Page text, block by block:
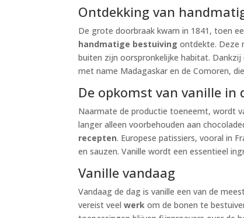
Ontdekking van
De grote doorbraak kwam in 1841, toen
handmatige bestuiving ontdekte. Deze
buiten zijn oorspronkelijke habitat.
met name Madagaskar en de Comoren,
De opkomst van vanille in
Naarmate de productie toeneemt, wordt
langer alleen voorbehouden aan
recepten. Europese patissiers, vooral in
en sauzen. Vanille wordt een essentieel
Vanille vandaag
Vandaag de dag is vanille een van de
vereist veelwerk om de bonen te